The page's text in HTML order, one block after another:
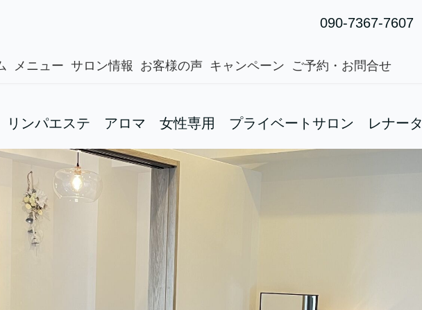
090-7367-7607
メニュー サロン情報 お客様の声 キャンペーン ご予約・お問合せ
リンパエステ アロマ 女性専用 プライベートサロン レナータ